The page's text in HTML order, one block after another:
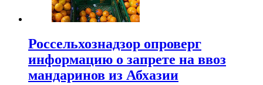
Россельхознадзор опроверг
информацию о запрете на ввоз
мандаринов из Абхазии